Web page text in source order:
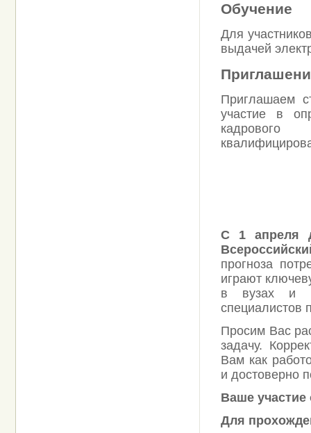
Обучение
Для
выдачей
Приглашаем
участие в
С 1 апреля
прогноза
играют
в вузах и
специалистов
Просим Вас
задачу.
Вам как
и достоверно
Ваше
Для